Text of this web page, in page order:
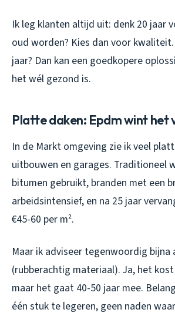
Ik leg klanten altijd uit: denk 20 jaar
oud worden? Kies dan voor
jaar? Dan kan een goedkopere
het wél gezond is.
Platte daken: Epdm wint het
In de Markt omgeving zie ik veel
uitbouwen en garages. Traditioneel
bitumen gebruikt, branden met een
arbeidsintensief, en na 25 jaar
€45-60 per m².
Maar ik adviseer tegenwoordig bijna
(rubberachtig materiaal). Ja, het kost
maar het gaat 40-50 jaar mee.
één stuk te legeren, geen naden